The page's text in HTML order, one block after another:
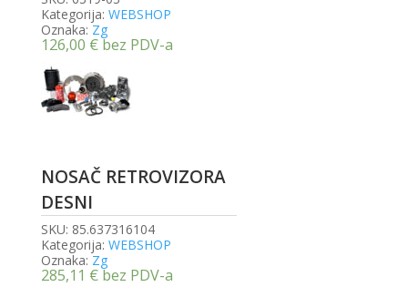
Kategorija: WEBSHOP
Oznaka: Zg
126,00 €bez PDV-a
NOSAČ RETROVIZORA
DESNI
SKU: 85.637316104
Kategorija: WEBSHOP
Oznaka: Zg
285,11 €bez PDV-a